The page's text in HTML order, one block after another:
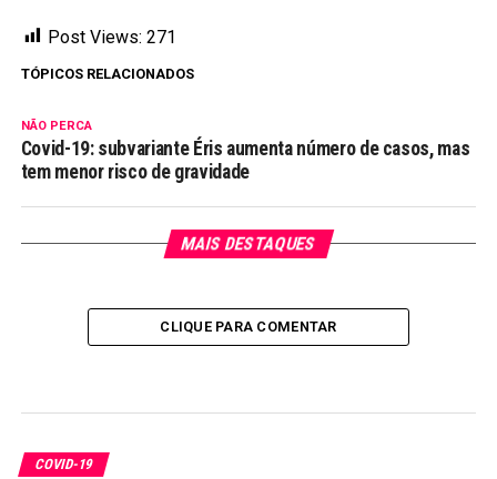
Post Views: 271
TÓPICOS RELACIONADOS
NÃO PERCA
Covid-19: subvariante Éris aumenta número de casos, mas
tem menor risco de gravidade
MAIS DESTAQUES
CLIQUE PARA COMENTAR
COVID-19